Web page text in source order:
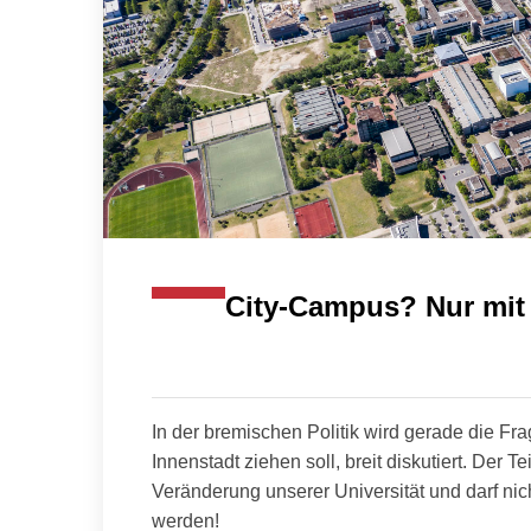
City-Campus? Nur
In der bremischen Politik wird gerade die
Innenstadt ziehen soll, breit diskutiert. Der
Veränderung unserer Universität und darf
werden!